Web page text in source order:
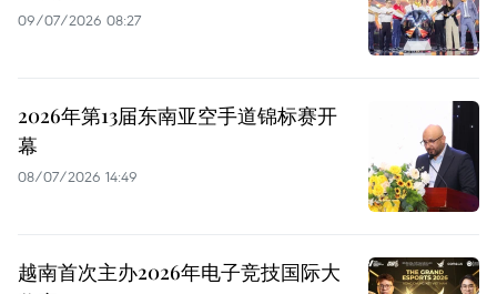
09/07/2026 08:27
2026年第13届东南亚空手道锦标赛开
幕
08/07/2026 14:49
越南首次主办2026年电子竞技国际大